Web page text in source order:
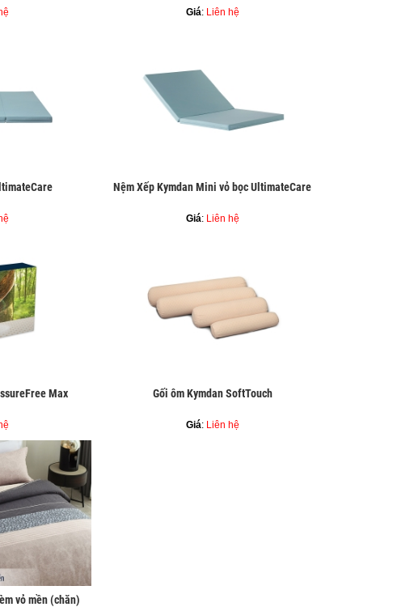
Giá: Liên hệ
Nệm Xếp Kymdan Mini vỏ bọc UltimateCare
Giá: Liên hệ
Max Gối ôm Kymdan SoftTouch
Giá: Liên hệ
vỏ mền (chăn)